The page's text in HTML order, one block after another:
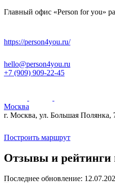
Главный офис «Person for you»
https://person4you.ru/
hello@person4you.ru
+7 (909) 909-22-45
Москва
г. Москва, ул. Большая Полянка,
Построить маршрут
Отзывы и рейтинги
Последнее обновление: